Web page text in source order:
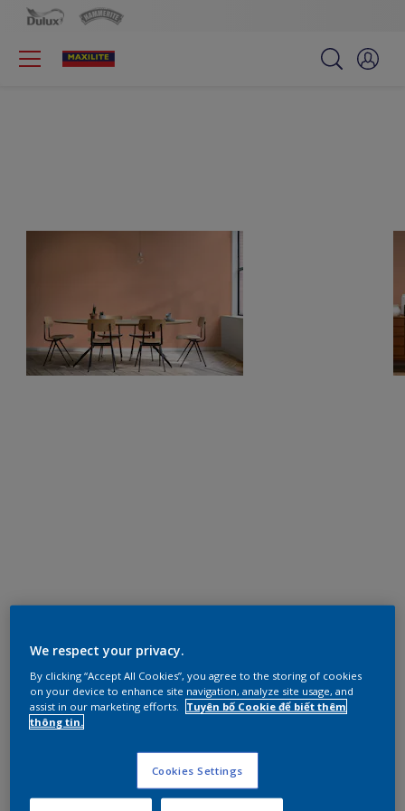
We respect your privacy.
By clicking “Accept All Cookies”, you agree to the storing of cookies
on your device to enhance site navigation, analyze site usage, and
assist in our marketing efforts.
Tuyên bố Cookie để biết thêm
thông tin.
Cookies Settings